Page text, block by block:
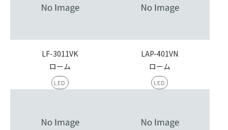
LF-3011VK
ローム
LED
LAP-401VN
ローム
LED